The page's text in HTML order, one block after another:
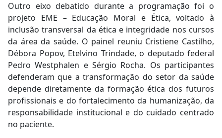
Outro eixo debatido durante a programação foi o
projeto EME – Educação Moral e Ética, voltado à
inclusão transversal da ética e integridade nos cursos
da área da saúde. O painel reuniu Cristiene Castilho,
Débora Popov, Etelvino Trindade, o deputado federal
Pedro Westphalen e Sérgio Rocha. Os participantes
defenderam que a transformação do setor da saúde
depende diretamente da formação ética dos futuros
profissionais e do fortalecimento da humanização, da
responsabilidade institucional e do cuidado centrado
no paciente.